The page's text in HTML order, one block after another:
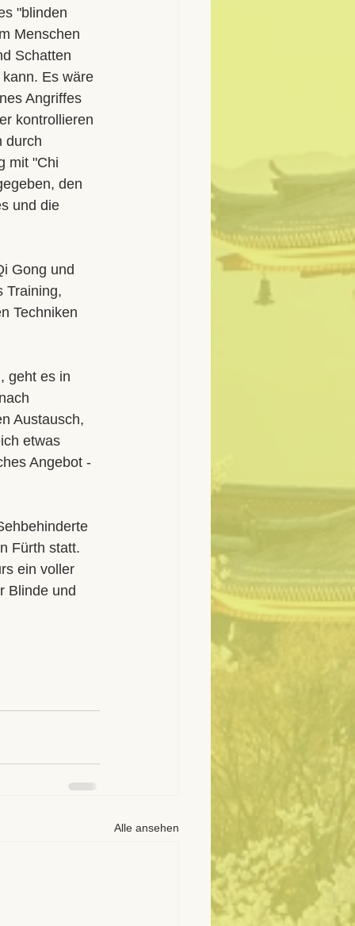
"blinden
Menschen
Schatten
Es wäre
Angriffes
kontrollieren
durch
mit "Chi
den
und die
Gong und
Training,
Techniken
geht es in
Austausch,
etwas
Angebot -
Fürth statt.
ein voller
Blinde und
Alle ansehen